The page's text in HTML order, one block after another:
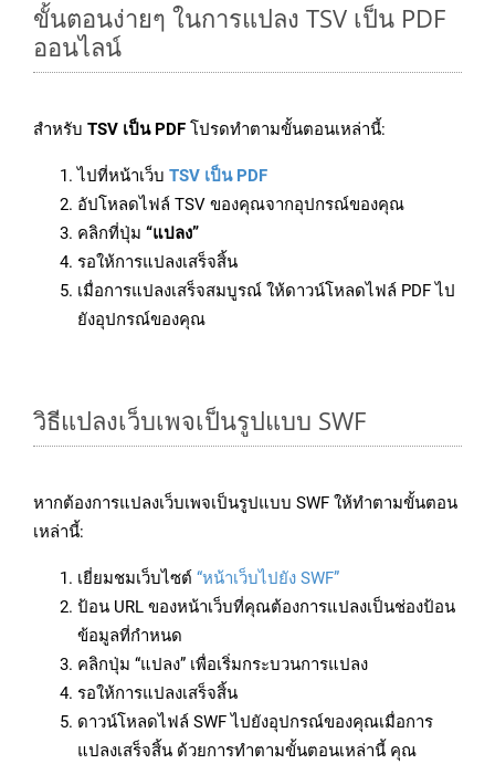
ขั้นตอนง่ายๆ ในการแปลง TSV เป็น PDF
ออนไลน์
สำหรับ TSV เป็น PDF โปรดทำตามขั้นตอนเหล่านี้:
ไปที่หน้าเว็บ TSV เป็น PDF
อัปโหลดไฟล์ TSV ของคุณจากอุปกรณ์ของคุณ
คลิกที่ปุ่ม “แปลง”
รอให้การแปลงเสร็จสิ้น
เมื่อการแปลงเสร็จสมบูรณ์ ให้ดาวน์โหลดไฟล์ PDF ไป
ยังอุปกรณ์ของคุณ
วิธีแปลงเว็บเพจเป็นรูปแบบ SWF
หากต้องการแปลงเว็บเพจเป็นรูปแบบ SWF ให้ทำตามขั้นตอน
เหล่านี้:
เยี่ยมชมเว็บไซต์ “หน้าเว็บไปยัง SWF”
ป้อน URL ของหน้าเว็บที่คุณต้องการแปลงเป็นช่องป้อน
ข้อมูลที่กำหนด
คลิกปุ่ม “แปลง” เพื่อเริ่มกระบวนการแปลง
รอให้การแปลงเสร็จสิ้น
ดาวน์โหลดไฟล์ SWF ไปยังอุปกรณ์ของคุณเมื่อการ
แปลงเสร็จสิ้น ด้วยการทำตามขั้นตอนเหล่านี้ คุณ